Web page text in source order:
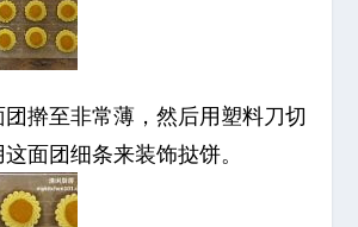
擀至非常薄，然后用塑料刀切
面团细条来装饰挞饼。